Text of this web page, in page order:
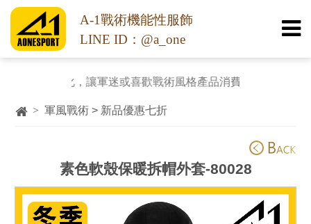
A-1戰術機能性服飾
LINE ID：@a_one
閒化，讓軍迷或喜歡戰術風格產品消費者都能用平實的價格
> 軍風戰術 > 新品優惠七折
素色軟殼保暖拆帽外套-80028